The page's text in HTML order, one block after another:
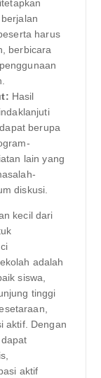
harus
berbicara
Hasil
berupa
lain yang
diskusi.
kecil dari
adalah
siswa,
tinggi
aktif. Dengan
aktif